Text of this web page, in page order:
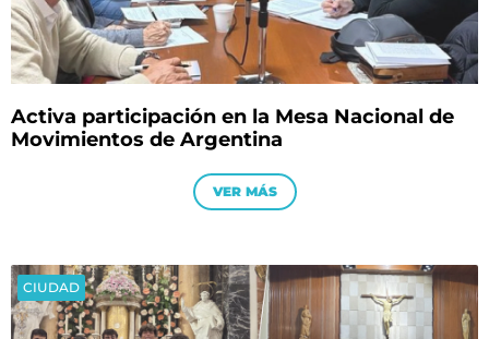
Activa participación en la Mesa Nacional de
Movimientos de Argentina
VER MÁS
CIUDAD